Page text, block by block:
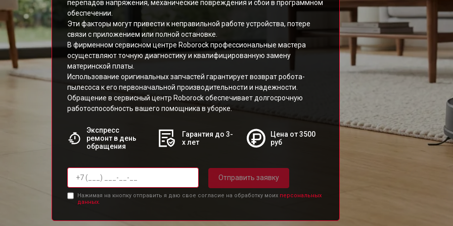
перепадов напряжения, механические повреждения и сбои в программном
обеспечении.
Эти факторы могут привести к неправильной работе устройства, потере
связи с приложением или полной остановке.
В фирменном сервисном центре Roborock профессиональные мастера
осуществляют точную диагностику и квалифицированную замену
материнской платы.
Использование оригинальных запчастей гарантирует возврат робота-
пылесоса к его первоначальной производительности и надежности.
Обращение в сервисный центр Roborock обеспечивает долгосрочную
работоспособность вашего помощника в уборке.
Экспресс
ремонт в день
обращения
Гарантия до 3-
х лет
Цена от 3500
руб
Отправить заявку
Нажимая на кнопку отправить я даю свое согласие на обработку моих персональных
данных.